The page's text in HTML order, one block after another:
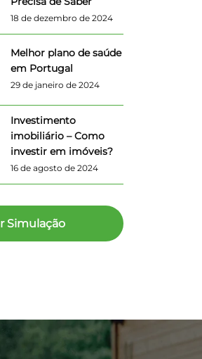
18 de dezembro de 2024
Melhor plano de saúde
em Portugal
29 de janeiro de 2024
Investimento
imobiliário – Como
investir em imóveis?
16 de agosto de 2024
Simulação